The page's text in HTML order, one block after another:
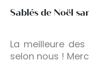
Sablés de Noël
La meilleure
selon nous !